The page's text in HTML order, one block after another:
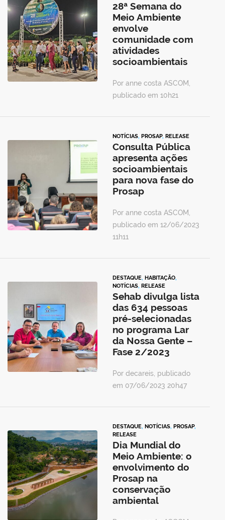
28ª Semana do
Meio Ambiente
envolve
comunidade com
atividades
socioambientais
Por anne costa ASCOM,
publicado em 10h21
NOTÍCIAS, PROSAP, RELEASE
Consulta Pública
apresenta ações
socioambientais
para nova fase do
Prosap
Por anne costa ASCOM,
publicado em 12/06/2023
11h11
DESTAQUE, HABITAÇÃO,
NOTÍCIAS, RELEASE
Sehab divulga lista
das 634 pessoas
pré-selecionadas
no programa Lar
da Nossa Gente –
Fase 2/2023
Por decareis, publicado
em 07/06/2023 20h47
DESTAQUE, NOTÍCIAS, PROSAP,
RELEASE
Dia Mundial do
Meio Ambiente: o
envolvimento do
Prosap na
conservação
ambiental